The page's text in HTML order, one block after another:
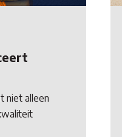
niet alleen